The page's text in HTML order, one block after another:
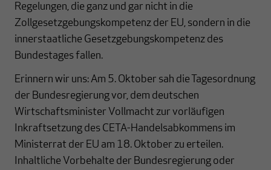
Regelungen, die ganz und gar nicht in die
Zollgesetzgebungskompetenz der EU, sondern in die
innerstaatliche Gesetzgebungskompetenz des
Bundestages fallen.
Erinnern wir uns: Am 5. Oktober sah die Tagesordnung
der Bundesregierung vor, dem deutschen
Wirtschaftsminister Vollmacht zur vorläufigen
Inkraftsetzung des CETA-Handelsabkommens im
Ministerrat der EU am 18. Oktober zu erteilen.
Inhaltliche Vorbehalte der Bundesregierung oder